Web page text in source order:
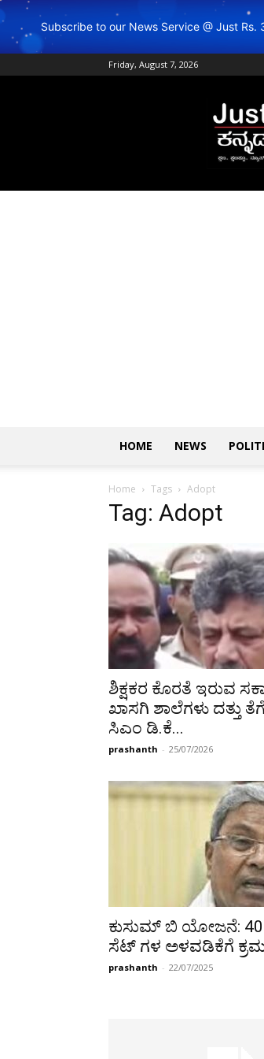
Subscribe to our News Service @ Just
Friday, August 7, 2026
Just
–
ಕನ್ನಡ
HOME NEWS
Home Tags Adopt
Tag: Adopt
ಶಿಕ್ಷಕರ ಕೊರತೆ ಇರುವ
ಖಾಸಗಿ ಶಾಲೆಗಳು ದತ್ತು
ಸಿಎಂ ಡಿ.ಕೆ...
prashanth - 25/07/2026
ಕುಸುಮ್ ಬಿ ಯೋಜನೆ:
ಸೆಟ್ ಗಳ ಅಳವಡಿಕೆಗೆ ಕ್ರಮ
prashanth - 22/07/2025